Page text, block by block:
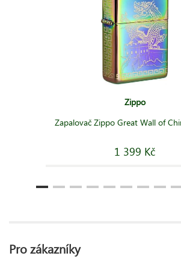
Zippo
Zapalovač Zippo Great Wall of
1 399 Kč
Pro zákazníky